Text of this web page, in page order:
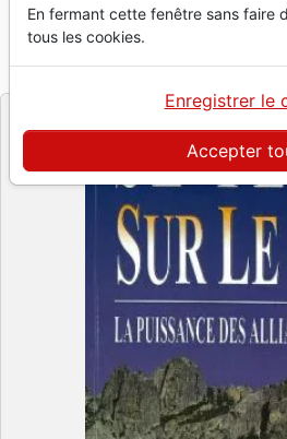
Rebecca Brown
RéférenceRDR9098
EditeurRoi des Rois
En fermant cette fenêtre sans faire
tous les cookies.
Accepter
Enregistrer le